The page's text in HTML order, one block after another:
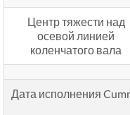
Центр тяжести над
осевой линией
коленчатого вала
Дата исполнения